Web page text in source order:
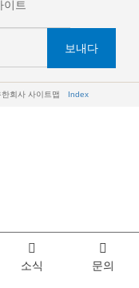
이트
보내다
회사 사이트맵 Index
소식 문의